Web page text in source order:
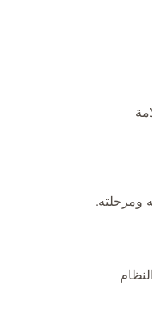
ومرحلته.